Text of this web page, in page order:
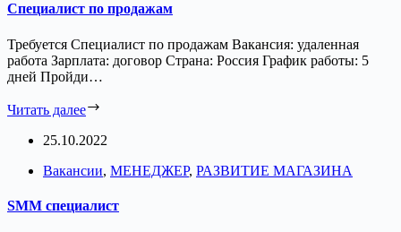
Специалист по продажам
Требуется Специалист по продажам Вакансия: удаленная
работа Зарплата: договор Страна: Россия График работы: 5
дней Пройди…
Читать далее
25.10.2022
Вакансии, МЕНЕДЖЕР, РАЗВИТИЕ МАГАЗИНА
SMM специалист